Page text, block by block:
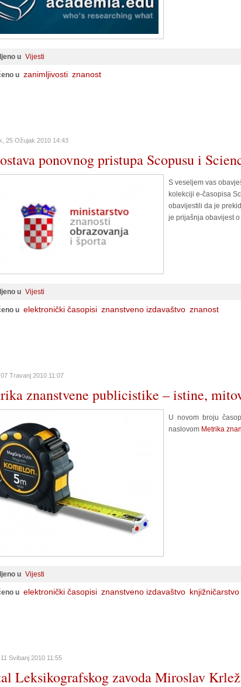
u Vijesti
u zanimljivosti znanost
25 Ožujak 2010 14:43
ponovnog pristupa Scopusu i
S veseljem vas
kolekciji e-časopisa
obavijestili da je
je prijašnja obavijest
u Vijesti
u elektronički časopisi znanstveno izdavaštvo znanost
Travanj 2010 11:07
znanstvene publicistike – istine,
U novom broju
naslovom Metrika
u Vijesti
u elektronički časopisi znanstveno izdavaštvo knjižničarstvo
Svibanj 2010 11:55
Leksikografskog zavoda Miroslav